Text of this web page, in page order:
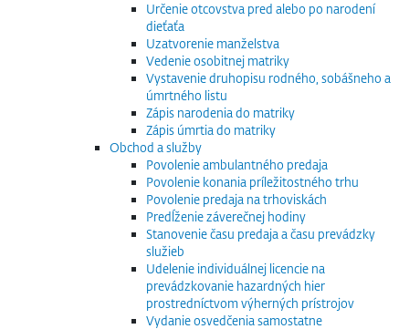
Určenie otcovstva pred alebo po narodení
dieťaťa
Uzatvorenie manželstva
Vedenie osobitnej matriky
Vystavenie druhopisu rodného, sobášneho a
úmrtného listu
Zápis narodenia do matriky
Zápis úmrtia do matriky
Obchod a služby
Povolenie ambulantného predaja
Povolenie konania príležitostného trhu
Povolenie predaja na trhoviskách
Predĺženie záverečnej hodiny
Stanovenie času predaja a času prevádzky
služieb
Udelenie individuálnej licencie na
prevádzkovanie hazardných hier
prostredníctvom výherných prístrojov
Vydanie osvedčenia samostatne